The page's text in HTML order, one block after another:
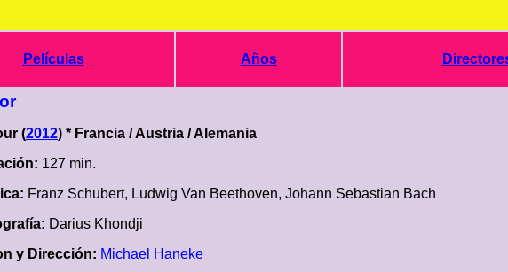
Películas Años
(2012) * Francia / Austria / Alemania
127 min.
Franz Schubert, Ludwig Van Beethoven, Johann Sebastian Bach
Darius Khondji
y Dirección: Michael Haneke